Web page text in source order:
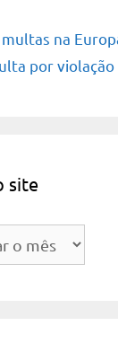
na
por violação
site